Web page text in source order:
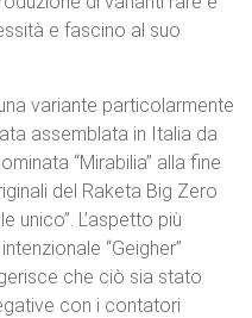
e fascino al suo
variante particolarmente
assemblata in Italia da
“Mirabilia” alla fine
del Raketa Big Zero
unico”. L’aspetto più
“Geigher”
che ciò sia stato
con i contatori